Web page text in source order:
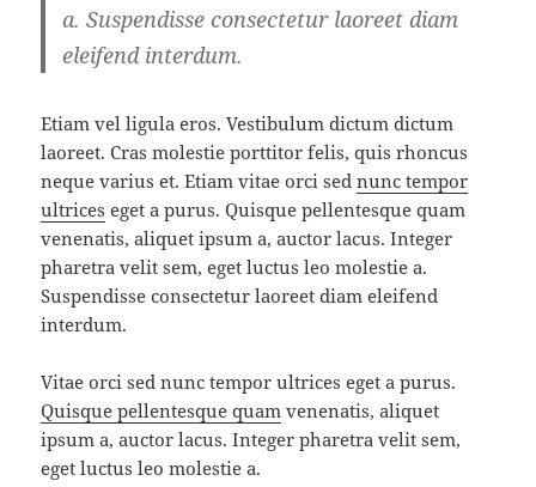
a. Suspendisse consectetur laoreet diam
eleifend interdum.
Etiam vel ligula eros. Vestibulum dictum dictum
laoreet. Cras molestie porttitor felis, quis rhoncus
neque varius et. Etiam vitae orci sednunc tempor
ultrices eget a purus. Quisque pellentesque quam
venenatis, aliquet ipsum a, auctor lacus. Integer
pharetra velit sem, eget luctus leo molestie a.
Suspendisse consectetur laoreet diam eleifend
interdum.
Vitae orci sed nunc tempor ultrices eget a purus.
Quisque pellentesque quam venenatis, aliquet
ipsum a, auctor lacus. Integer pharetra velit sem,
eget luctus leo molestie a.